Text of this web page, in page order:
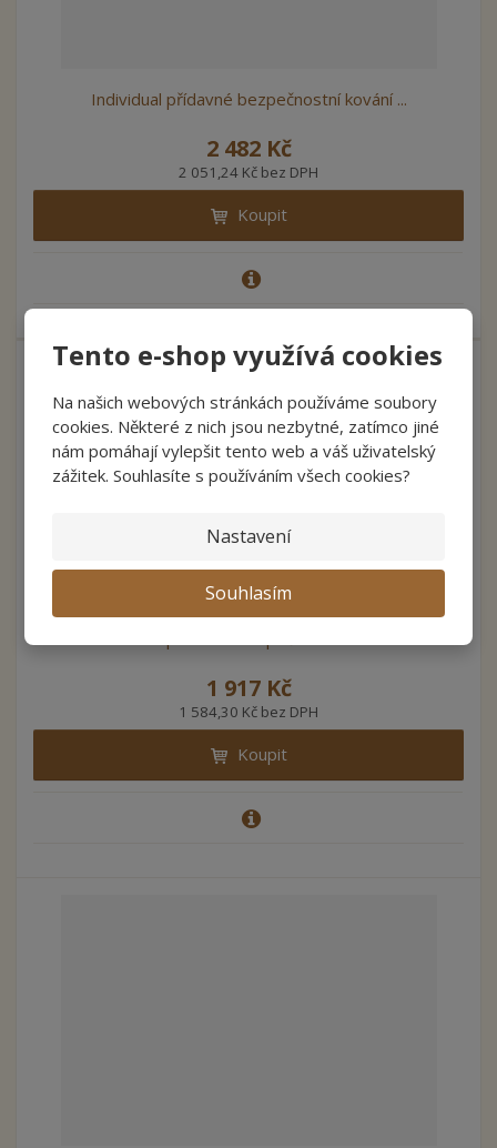
Tento e-shop využívá cookies
Na našich webových stránkách používáme soubory
cookies. Některé z nich jsou nezbytné, zatímco jiné
nám pomáhají vylepšit tento web a váš uživatelský
zážitek. Souhlasíte s používáním všech cookies?
Nastavení
Souhlasím
Individual přídavné bezpečnostní kování ...
2 482 Kč
2 051,24 Kč bez DPH
Koupit
1 917 Kč
1 584,30 Kč bez DPH
Koupit